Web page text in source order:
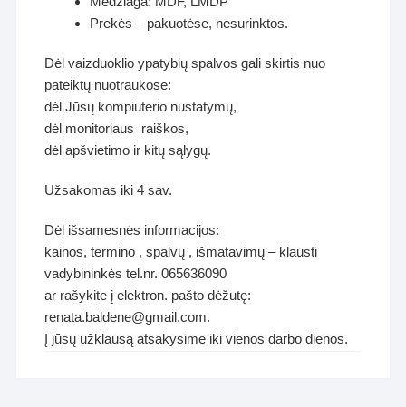
Prekės – pakuotėse, nesurinktos.
Dėl vaizduoklio ypatybių spalvos gali skirtis nuo
pateiktų nuotraukose:
dėl Jūsų kompiuterio nustatymų,
dėl monitoriaus raiškos,
dėl apšvietimo ir kitų sąlygų.
Užsakomas iki 4 sav.
Dėl išsamesnės informacijos:
kainos, termino , spalvų , išmatavimų – klausti
vadybininkės tel.nr. 065636090
ar rašykite į elektron. pašto dėžutę:
renata.baldene@gmail.com.
Į jūsų užklausą atsakysime iki vienos darbo dienos.